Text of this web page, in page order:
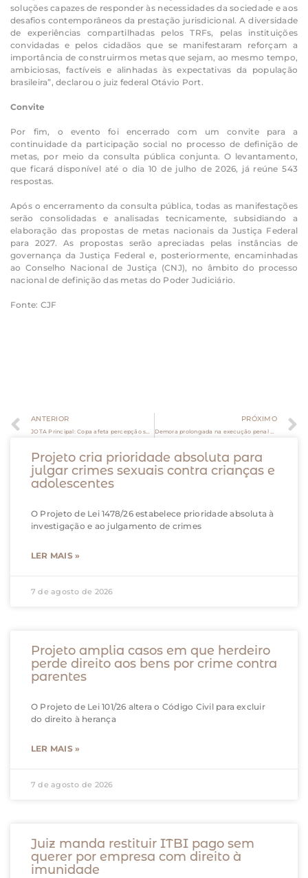
soluções capazes de responder às necessidades da sociedade e aos
desafios contemporâneos da prestação jurisdicional. A diversidade
de experiências compartilhadas pelos TRFs, pelas instituições
convidadas e pelos cidadãos que se manifestaram reforçam a
importância de construirmos metas que sejam, ao mesmo tempo,
ambiciosas, factíveis e alinhadas às expectativas da população
brasileira”, declarou o juiz federal Otávio Port.
Convite
Por fim, o evento foi encerrado com um convite para a
continuidade da participação social no processo de definição de
metas, por meio da consulta pública conjunta. O levantamento,
que ficará disponível até o dia 10 de julho de 2026, já reúne 543
respostas.
Após o encerramento da consulta pública, todas as manifestações
serão consolidadas e analisadas tecnicamente, subsidiando a
elaboração das propostas de metas nacionais da Justiça Federal
para 2027. As propostas serão apreciadas pelas instâncias de
governança da Justiça Federal e, posteriormente, encaminhadas
ao Conselho Nacional de Justiça (CNJ), no âmbito do processo
nacional de definição das metas do Poder Judiciário.
Fonte: CJF
ANTERIOR PRÓXIMO
Projeto cria prioridade absoluta para
julgar crimes sexuais contra crianças e
adolescentes
O Projeto de Lei 1478/26 estabelece prioridade absoluta à
investigação e ao julgamento de crimes
LER MAIS »
7 de agosto de 2026
Projeto amplia casos em que herdeiro
perde direito aos bens por crime contra
parentes
O Projeto de Lei 101/26 altera o Código Civil para excluir
do direito à herança
LER MAIS »
7 de agosto de 2026
Juiz manda restituir ITBI pago sem
querer por empresa com direito à
imunidade